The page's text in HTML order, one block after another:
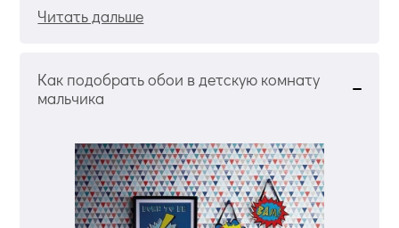
Читать дальше
Как подобрать обои в детскую комнату
мальчика